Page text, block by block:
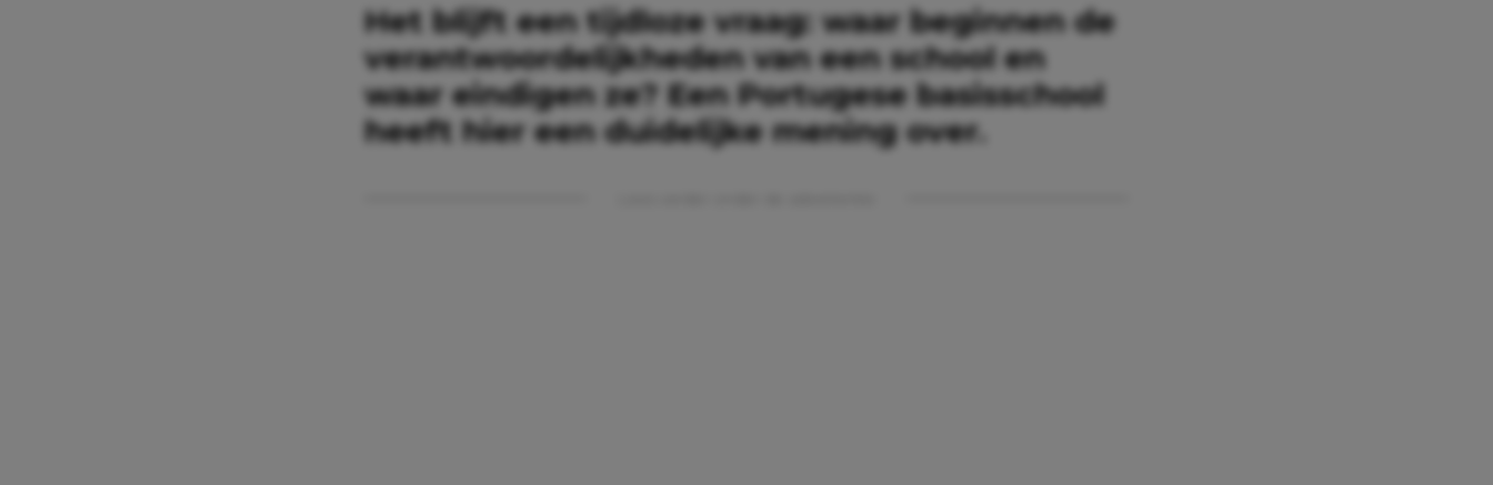
Het blijft een tijdloze vraag: waar beginnen de
verantwoordelijkheden van een school en
waar eindigen ze? Een Portugese basisschool
heeft hier een duidelijke mening over.